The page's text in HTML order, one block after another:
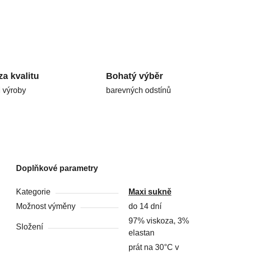
kvalitu
výroby
Bohatý výběr
barevných odstínů
Doplňkové parametry
Kategorie
Maxi sukně
Možnost výměny
do 14 dní
Složení
97% viskoza, 3%
elastan
prát na 30°C v